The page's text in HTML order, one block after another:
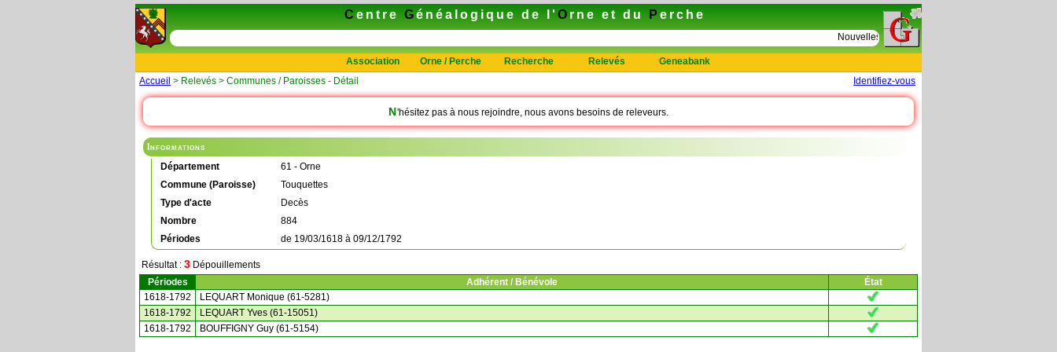
C entre Généalogique de l' O rne et du P erche
Nouvelles tables : 664 actes de D Le Cercueil
Association Orne / Perche Recherche Relevés
Geneabank
Accueil > Relevés > Communes / Paroisses - Détail Identifiez-vous
N'hésitez pas à nous rejoindre, nous avons besoins de releveurs.
Informations
Département
61 - Orne
Commune (Paroisse)
Touquettes
Type d'acte
Decès
Nombre
884
Périodes
de 19/03/1618 à 09/12/1792
Résultat : 3 Dépouillements
Périodes
Adhérent / Bénévole
État
1618-1792
LEQUART Monique (61-5281)
1618-1792
LEQUART Yves (61-15051)
1618-1792
BOUFFIGNY Guy (61-5154)